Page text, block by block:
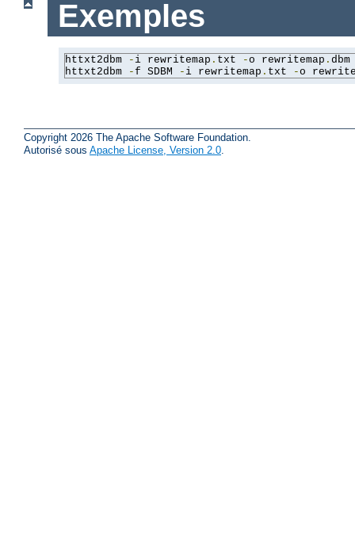
Exemples
httxt2dbm - i rewritemap . txt -o rewritemap . dbm
httxt2dbm
-f SDBM - i rewritemap . txt -o
Copyright 2026 The Apache Software Foundation.
Autorisé sous Apache License, Version 2.0